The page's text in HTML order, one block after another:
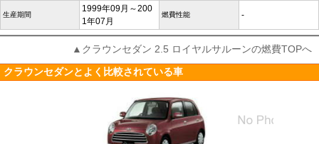
生産期間
1999年09月～200
1年07月
燃費性能 -
▲クラウンセダン 2.5 ロイヤルサルーンの燃費TOPへ
クラウンセダンとよく比較されている車